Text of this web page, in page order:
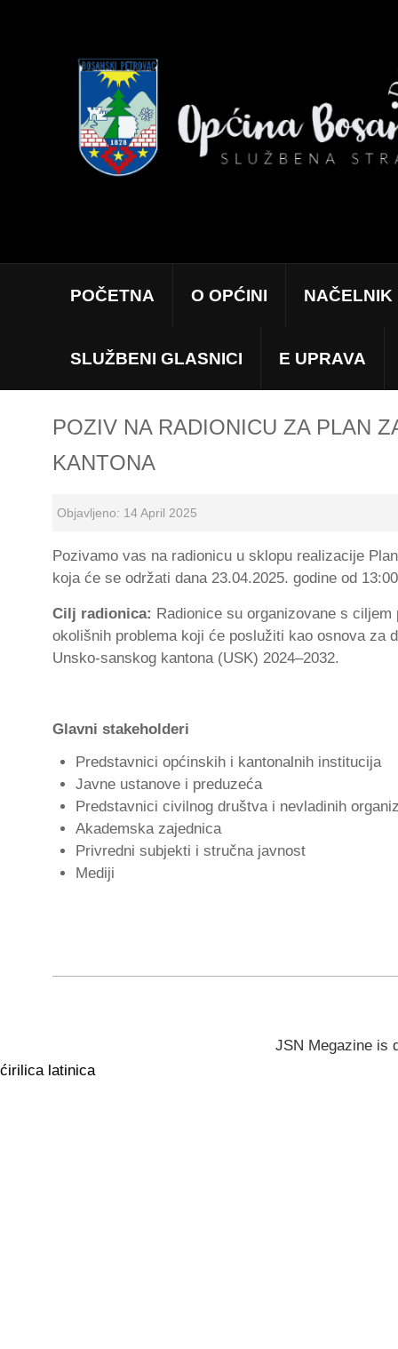
POČETNA O OPĆINI NAČELNIK
SLUŽBENI GLASNICI E UPRAVA
POZIV NA RADIONICU ZA PLAN
KANTONA
Objavljeno: 14 April 2025
Pozivamo vas na radionicu u sklopu realizacije
koja će se održati dana 23.04.2025. godine od
Cilj radionica: Radionice su organizovane s
okolišnih problema koji će poslužiti kao osnova za
Unsko-sanskog kantona (USK) 2024–2032.
Glavni stakeholderi
Predstavnici općinskih i kantonalnih institucija
Javne ustanove i preduzeća
Predstavnici civilnog društva i nevladinih
Akademska zajednica
Privredni subjekti i stručna javnost
Mediji
JSN Megazine is
ćirilica latinica